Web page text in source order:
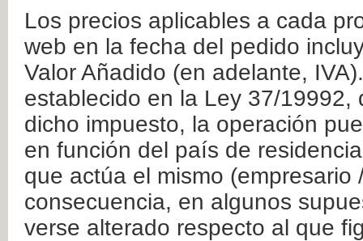
Los precios aplicables a cada
web en la fecha del pedido
Valor Añadido (en adelante,
establecido en la Ley 37/
dicho impuesto, la operación
en función del país de
que actúa el mismo
consecuencia, en algunos
verse alterado respecto al que